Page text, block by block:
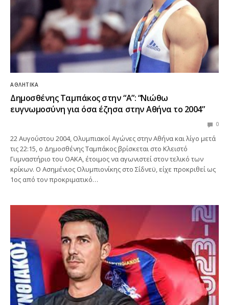
ΑΘΛΗΤΙΚΆ
Δημοσθένης Ταμπάκος στην “A”: “Νιώθω
ευγνωμοσύνη για όσα έζησα στην Αθήνα το 2004”
0
22 Αυγούστου 2004, Ολυμπιακοί Αγώνες στην Αθήνα και λίγο μετά
τις 22:15, ο Δημοσθένης Ταμπάκος βρίσκεται στο Κλειστό
Γυμναστήριο του ΟΑΚΑ, έτοιμος να αγωνιστεί στον τελικό των
κρίκων. Ο Ασημένιος Ολυμπιονίκης στο Σίδνεϋ, είχε προκριθεί ως
1ος από τον προκριματικό…